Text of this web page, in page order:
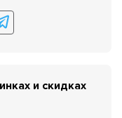
и скидках